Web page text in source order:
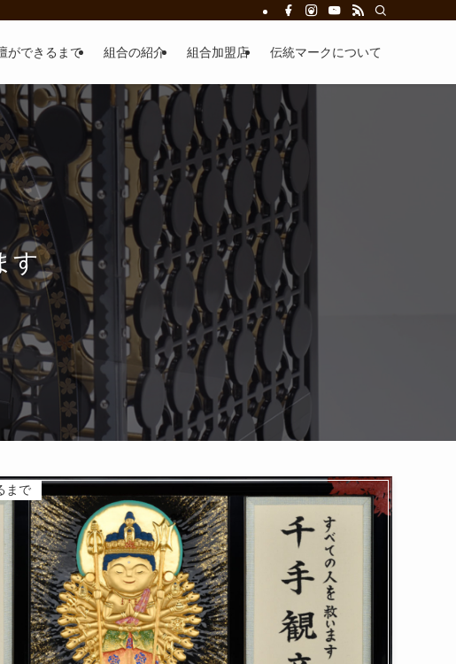
ができるまで 組合の紹介 組合加盟店 伝統マークについて
す
まで